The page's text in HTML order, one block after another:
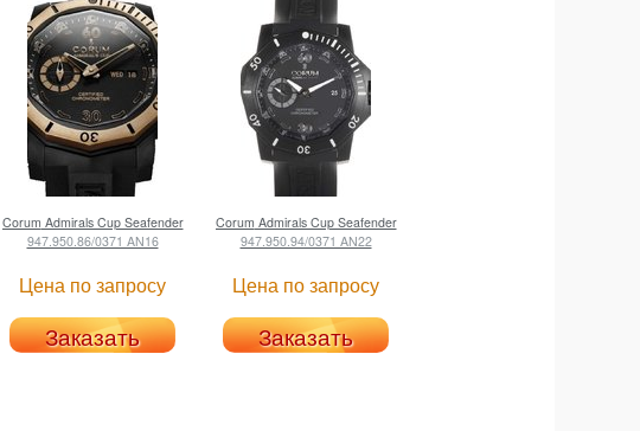
Corum Admirals Cup Seafender
947.950.86/0371 AN16
Цена по запросу
Заказать
Corum Admirals Cup Seafender
947.950.94/0371 AN22
Цена по запросу
Заказать